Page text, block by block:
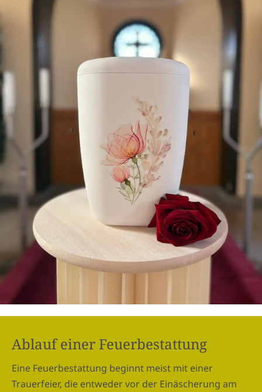
Ablauf einer Feuerbestattung
Eine Feuerbestattung beginnt meist mit einer
Trauerfeier, die entweder vor der Einäscherung am